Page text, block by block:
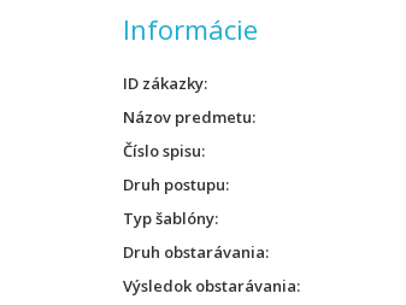
Informácie
ID zákazky
Názov predmetu
Číslo spisu
Druh postupu
Typ šablóny
Druh obstarávania
Výsledok obstarávania